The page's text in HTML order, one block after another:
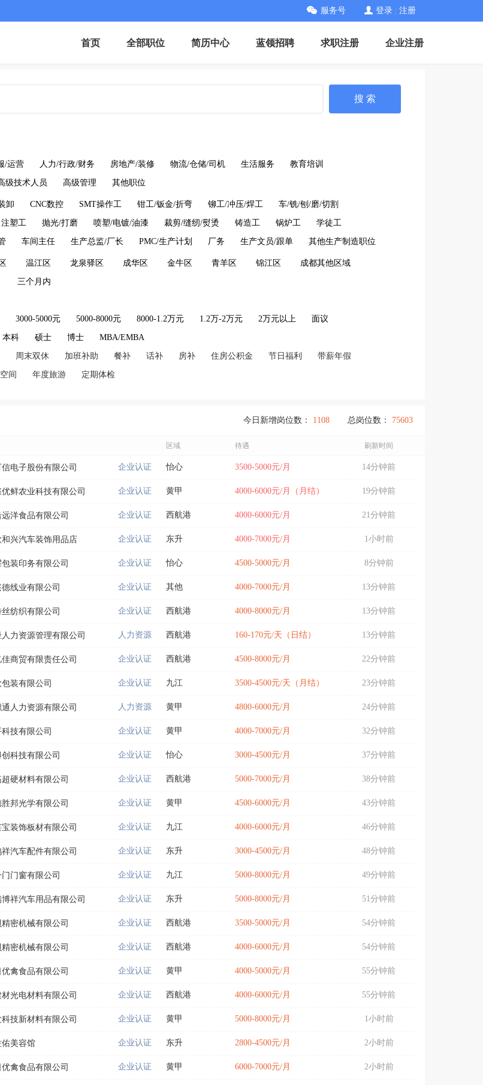
服务号 登录 注册
首页 全部职位 简历中心 蓝领招聘 求职注册 企业注册
搜 索
/运营 人力/行政/财务 房地产/装修 物流/仓储/司机 生活服务 教育培训
级技术人员 高级管理 其他职位
卸 CNC数控 SMT操作工 钳工/钣金/折弯 铆工/冲压/焊工 车/铣/刨/磨/切割
注塑工 抛光/打磨 喷塑/电镀/油漆 裁剪/缝纫/熨烫 铸造工 锅炉工 学徒工
车间主任 生产总监/厂长 PMC/生产计划 厂务 生产文员/跟单 其他生产制造职位
温江区 龙泉驿区 成华区 金牛区 青羊区 锦江区 成都其他区域
三个月内
3000-5000元 5000-8000元 8000-1.2万元 1.2万-2万元 2万元以上 面议
本科 硕士 博士 MBA/EMBA
周末双休 加班补助 餐补 话补 房补 住房公积金 节日福利 带薪年假
间 年度旅游 定期体检
总岗位数： 75603
今日新增岗位数： 1108
区域 待遇 刷新时间
电子股份有限公司 企业认证 怡心 3500-5000元/月 14分钟前
鲜农业科技有限公司 企业认证 黄甲 4000-6000元/月（月结） 19分钟前
洋食品有限公司 企业认证 西航港 4000-6000元/月 21分钟前
和兴汽车装饰用品店 企业认证 东升 4000-7000元/月 1小时前
装印务有限公司 企业认证 怡心 4500-5000元/月 8分钟前
线业有限公司 企业认证 其他 4000-7000元/月 13分钟前
纺织有限公司 企业认证 西航港 4000-8000元/月 13分钟前
力资源管理有限公司 人力资源 西航港 160-170元/天（日结） 13分钟前
商贸有限责任公司 企业认证 西航港 4500-8000元/月 22分钟前
装有限公司 企业认证 九江 3500-4500元/天（月结） 23分钟前
人力资源有限公司 人力资源 黄甲 4800-6000元/月 24分钟前
技有限公司 企业认证 黄甲 4000-7000元/月 32分钟前
科技有限公司 企业认证 怡心 3000-4500元/月 37分钟前
硬材料有限公司 企业认证 西航港 5000-7000元/月 38分钟前
邦光学有限公司 企业认证 黄甲 4500-6000元/月 43分钟前
装饰板材有限公司 企业认证 九江 4000-6000元/月 46分钟前
汽车配件有限公司 企业认证 东升 3000-4500元/月 48分钟前
门窗有限公司 企业认证 九江 5000-8000元/月 49分钟前
祥汽车用品有限公司 企业认证 东升 5000-8000元/月 51分钟前
密机械有限公司 企业认证 西航港 3500-5000元/月 54分钟前
密机械有限公司 企业认证 西航港 4000-6000元/月 54分钟前
禽食品有限公司 企业认证 黄甲 4000-5000元/月 55分钟前
光电材料有限公司 企业认证 西航港 4000-6000元/月 55分钟前
技新材料有限公司 企业认证 黄甲 5000-8000元/月 1小时前
佑美容馆 企业认证 东升 2800-4500元/月 2小时前
禽食品有限公司 企业认证 黄甲 6000-7000元/月 2小时前